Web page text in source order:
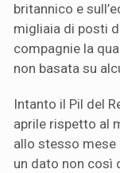
britannico e
migliaia di posti
compagnie la
non basata su
Intanto il Pil del
aprile rispetto al
allo stesso mese
un dato non così